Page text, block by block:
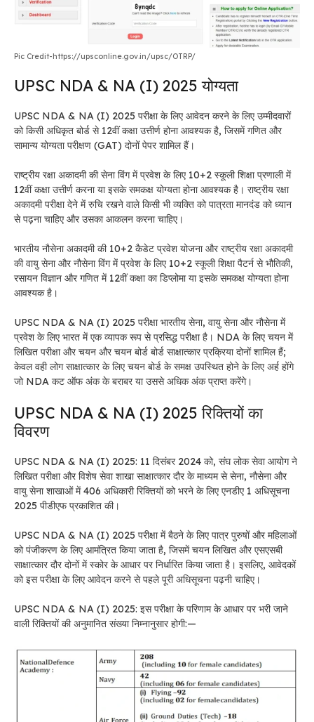
Pic Credit-https://upsconline.gov.in/upsc/OTRP/
UPSC NDA & NA (I) 2025 योग्यता
UPSC NDA & NA (I) 2025 परीक्षा के लिए आवेदन करने के लिए उम्मीदवारों
को किसी अधिकृत बोर्ड से 12वीं कक्षा उत्तीर्ण होना आवश्यक है, जिसमें गणित और
सामान्य योग्यता परीक्षण (GAT) दोनों पेपर शामिल हैं।
राष्ट्रीय रक्षा अकादमी की सेना विंग में प्रवेश के लिए 10+2 स्कूली शिक्षा प्रणाली में
12वीं कक्षा उत्तीर्ण करना या इसके समकक्ष योग्यता होना आवश्यक है। राष्ट्रीय रक्षा
अकादमी परीक्षा देने में रुचि रखने वाले किसी भी व्यक्ति को पात्रता मानदंड को ध्यान
से पढ़ना चाहिए और उसका आकलन करना चाहिए।
भारतीय नौसेना अकादमी की 10+2 कैडेट प्रवेश योजना और राष्ट्रीय रक्षा अकादमी
की वायु सेना और नौसेना विंग में प्रवेश के लिए 10+2 स्कूली शिक्षा पैटर्न से भौतिकी,
रसायन विज्ञान और गणित में 12वीं कक्षा का डिप्लोमा या इसके समकक्ष योग्यता होना
आवश्यक है।
UPSC NDA & NA (I) 2025 परीक्षा भारतीय सेना, वायु सेना और नौसेना में
प्रवेश के लिए भारत में एक व्यापक रूप से प्रसिद्ध परीक्षा है। NDA के लिए चयन में
लिखित परीक्षा और चयन और चयन बोर्ड बोर्ड साक्षात्कार प्रक्रिया दोनों शामिल हैं;
केवल वही लोग साक्षात्कार के लिए चयन बोर्ड के समक्ष उपस्थित होने के लिए अर्ह होंगे
जो NDA कट ऑफ अंक के बराबर या उससे अधिक अंक प्राप्त करेंगे।
UPSC NDA & NA (I) 2025 रिक्तियों का
विवरण
UPSC NDA & NA (I) 2025: 11 दिसंबर 2024 को, संघ लोक सेवा आयोग ने
लिखित परीक्षा और विशेष सेवा शाखा साक्षात्कार दौर के माध्यम से सेना, नौसेना और
वायु सेना शाखाओं में 406 अधिकारी रिक्तियों को भरने के लिए एनडीए 1 अधिसूचना
2025 पीडीएफ प्रकाशित की।
UPSC NDA & NA (I) 2025 परीक्षा में बैठने के लिए पात्र पुरुषों और महिलाओं
को पंजीकरण के लिए आमंत्रित किया जाता है, जिसमें चयन लिखित और एसएसबी
साक्षात्कार दौर दोनों में स्कोर के आधार पर निर्धारित किया जाता है। इसलिए, आवेदकों
को इस परीक्षा के लिए आवेदन करने से पहले पूरी अधिसूचना पढ़नी चाहिए।
UPSC NDA & NA (I) 2025: इस परीक्षा के परिणाम के आधार पर भरी जाने
वाली रिक्तियों की अनुमानित संख्या निम्नानुसार होगी:—